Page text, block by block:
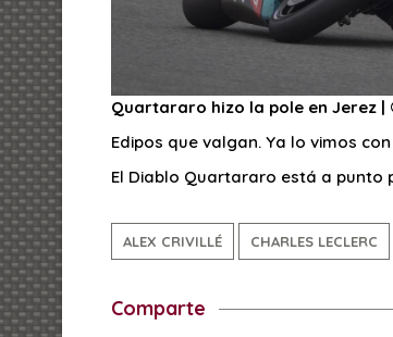
Quartararo hizo la pole en Jerez |
Edipos que valgan. Ya lo vimos
El Diablo Quartararo está a punto
ALEX CRIVILLÉ CHARLES LECLERC
Comparte